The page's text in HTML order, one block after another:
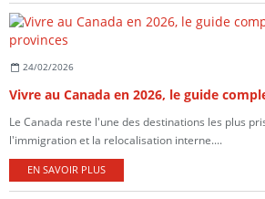
24/02/2026
Le Canada reste l'une des destinations les plus
l'immigration et la relocalisation interne....
EN SAVOIR PLUS